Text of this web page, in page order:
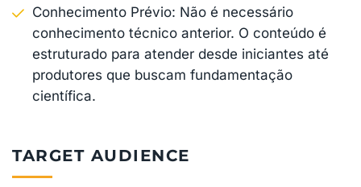
Conhecimento Prévio: Não é necessário
conhecimento técnico anterior. O conteúdo é
estruturado para atender desde iniciantes até
produtores que buscam fundamentação
científica.
TARGET AUDIENCE